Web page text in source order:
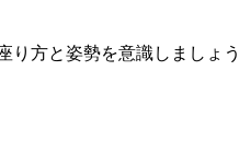
り方と姿勢を意識しましょ